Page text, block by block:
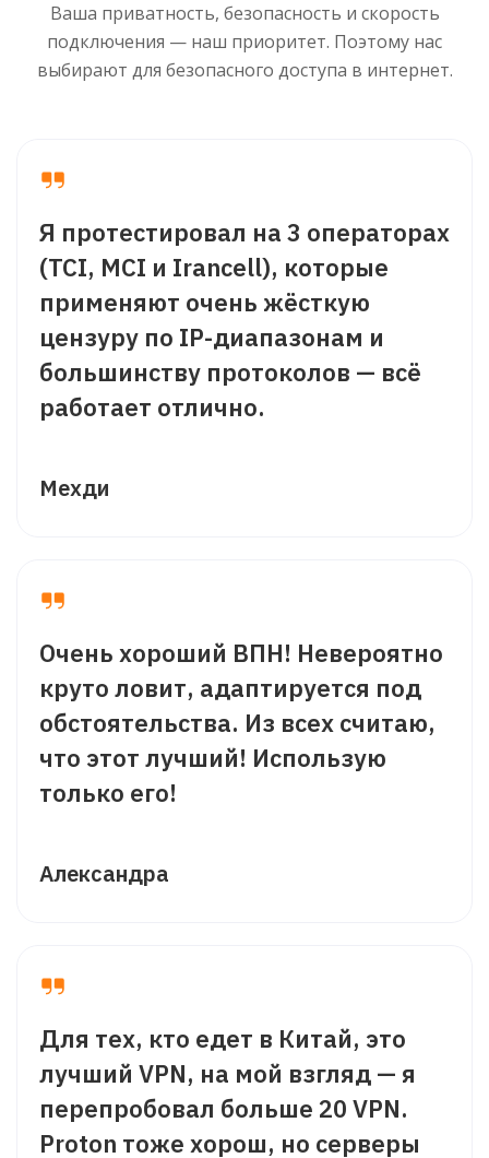
Ваша приватность, безопасность и скорость
подключения — наш приоритет. Поэтому нас
выбирают для безопасного доступа в интернет.
Я протестировал на 3 операторах
(TCI, MCI и Irancell), которые
применяют очень жёсткую
цензуру по IP-диапазонам и
большинству протоколов — всё
работает отлично.
Мехди
Очень хороший ВПН! Невероятно
круто ловит, адаптируется под
обстоятельства. Из всех считаю,
что этот лучший! Использую
только его!
Александра
Для тех, кто едет в Китай, это
лучший VPN, на мой взгляд — я
перепробовал больше 20 VPN.
Proton тоже хорош, но серверы